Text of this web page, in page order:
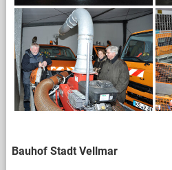
Bauhof Stadt Vellmar